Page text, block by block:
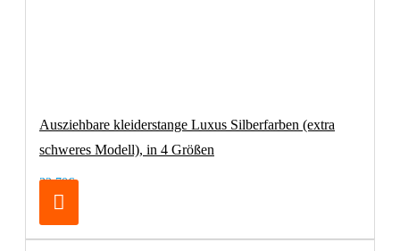
Ausziehbare kleiderstange Luxus Silberfarben (extra
schweres Modell), in 4 Größen
32,70€